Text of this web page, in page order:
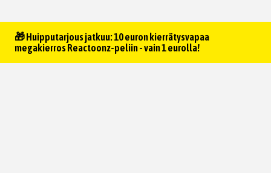
🎁 Huipputarjous jatkuu: 10 euron kierrätysvapaa
megakierros Reactoonz-peliin - vain 1 eurolla!